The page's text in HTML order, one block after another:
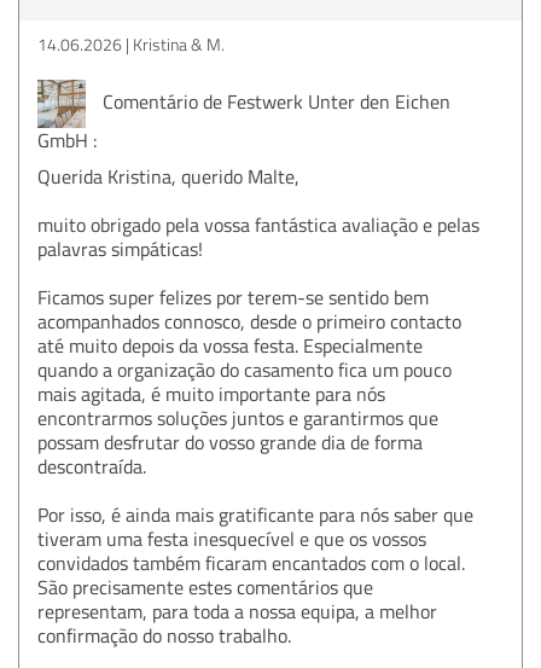
14.06.2026 Kristina & M.
Comentário de Festwerk Unter den Eichen
GmbH :
Querida Kristina, querido Malte,
muito obrigado pela vossa fantástica avaliação e pelas
palavras simpáticas!
Ficamos super felizes por terem-se sentido bem
acompanhados connosco, desde o primeiro contacto
até muito depois da vossa festa. Especialmente
quando a organização do casamento fica um pouco
mais agitada, é muito importante para nós
encontrarmos soluções juntos e garantirmos que
possam desfrutar do vosso grande dia de forma
descontraída.
Por isso, é ainda mais gratificante para nós saber que
tiveram uma festa inesquecível e que os vossos
convidados também ficaram encantados com o local.
São precisamente estes comentários que
representam, para toda a nossa equipa, a melhor
confirmação do nosso trabalho.